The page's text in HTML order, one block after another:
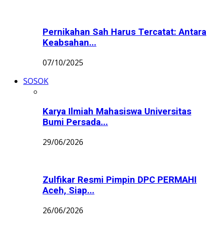
Pernikahan Sah Harus Tercatat: Antara
Keabsahan...
07/10/2025
SOSOK
Karya Ilmiah Mahasiswa Universitas
Bumi Persada...
29/06/2026
Zulfikar Resmi Pimpin DPC PERMAHI
Aceh, Siap...
26/06/2026